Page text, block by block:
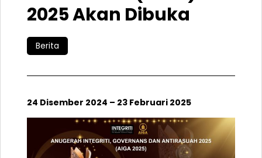
2025 Akan Dibuka
Berita
24 Disember 2024 – 23 Februari 2025